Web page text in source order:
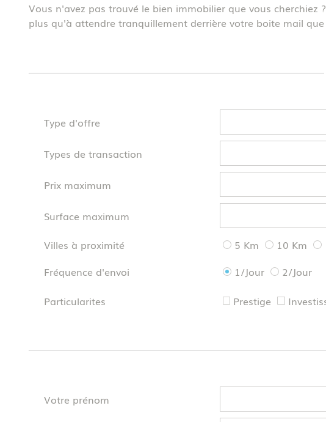
Vous n'avez pas trouvé le bien immobilier que vous
plus qu'à attendre tranquillement derrière votre boite mail
Type d'offre
Types de transaction
Prix maximum
Surface maximum
Villes à proximité
5 Km 10 Km
Fréquence d'envoi
1/Jour 2/Jour
Particularites
Prestige
Votre prénom